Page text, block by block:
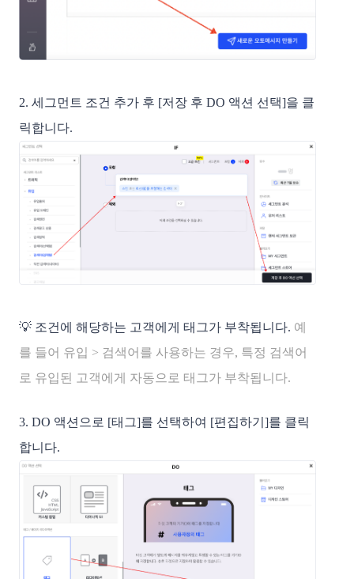
2. 세그먼트 조건 추가 후 [저장 후 DO 액션 선택]을 클
릭합니다.
💡 조건에 해당하는 고객에게 태그가 부착됩니다. 예
를 들어 유입 > 검색어를 사용하는 경우, 특정 검색어
로 유입된 고객에게 자동으로 태그가 부착됩니다.
3. DO 액션으로 [태그]를 선택하여 [편집하기]를 클릭
합니다.